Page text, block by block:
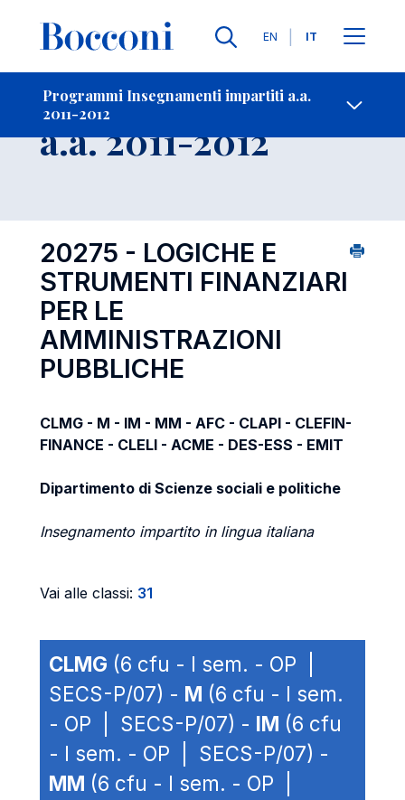
Lingue
EN IT
Programmi Insegnamenti impartiti a.a.
2011-2012
-
Insegnamento
a.a. 2011-2012
20275 - LOGICHE E
STRUMENTI FINANZIARI
PER LE
AMMINISTRAZIONI
PUBBLICHE
CLMG - M - IM - MM - AFC - CLAPI - CLEFIN-
FINANCE - CLELI - ACME - DES-ESS - EMIT
Dipartimento di Scienze sociali e politiche
Insegnamento impartito in lingua italiana
Vai alle classi: 31
CLMG (6 cfu - I sem. - OP |
SECS-P/07) - M (6 cfu - I sem.
- OP | SECS-P/07) - IM (6 cfu
- I sem. - OP | SECS-P/07) -
MM (6 cfu - I sem. - OP |